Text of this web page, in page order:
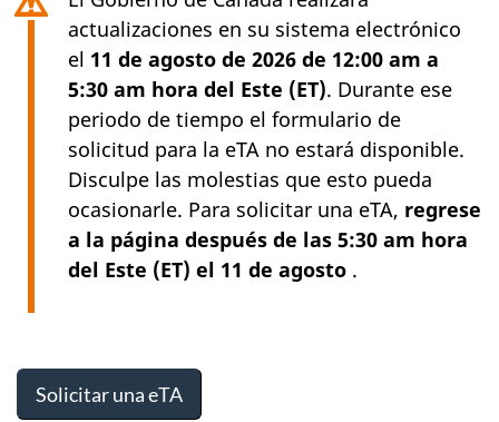
actualizaciones en su sistema electrónico
el 11 de agosto de 2026 de 12:00 am a
5:30 am hora del Este (ET). Durante ese
periodo de tiempo el formulario de
solicitud para la eTA no estará disponible.
Disculpe las molestias que esto pueda
ocasionarle. Para solicitar una eTA, regrese
a la página después de las 5:30 am hora
del Este (ET) el 11 de agosto .
Solicitar una eTA